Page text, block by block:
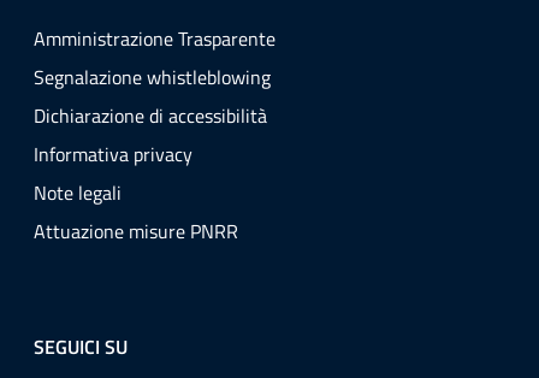
Amministrazione Trasparente
Segnalazione whistleblowing
Dichiarazione di accessibilità
Informativa privacy
Note legali
Attuazione misure PNRR
SEGUICI SU